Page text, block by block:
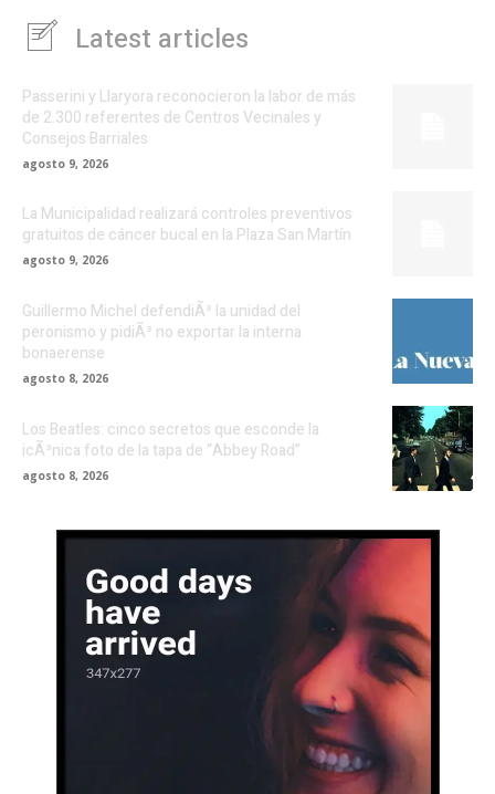
Latest articles
Passerini y Llaryora reconocieron la labor de más
de 2.300 referentes de Centros Vecinales y
Consejos Barriales
agosto 9, 2026
La Municipalidad realizará controles preventivos
gratuitos de cáncer bucal en la Plaza San Martín
agosto 9, 2026
Guillermo Michel defendiÃ³ la unidad del
peronismo y pidiÃ³ no exportar la interna
bonaerense
agosto 8, 2026
Los Beatles: cinco secretos que esconde la
icÃ³nica foto de la tapa de “Abbey Road”
agosto 8, 2026